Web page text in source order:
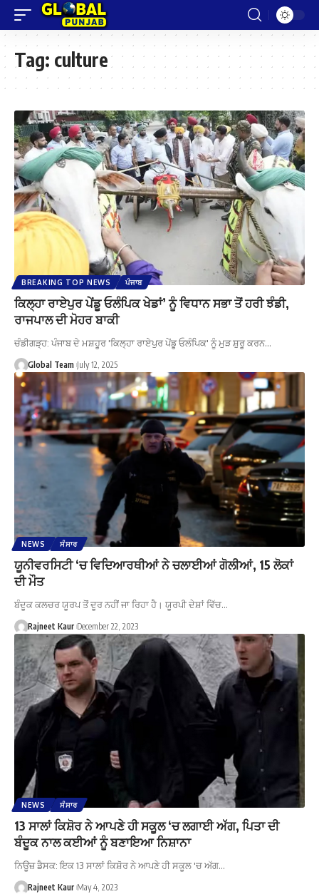
Tag: culture
BREAKING TOP NEWS ਪੰਜਾਬ
ਕਿਲ੍ਹਾ ਰਾਏਪੁਰ ਪੇਂਡੂ ਓਲੰਪਿਕ ਖੇਡਾਂ’ ਨੂੰ ਵਿਧਾਨ ਸਭਾ ਤੋਂ ਹਰੀ ਝੰਡੀ,
ਰਾਜਪਾਲ ਦੀ ਮੋਹਰ ਬਾਕੀ
ਚੰਡੀਗੜ੍ਹ: ਪੰਜਾਬ ਦੇ ਮਸ਼ਹੂਰ 'ਕਿਲ੍ਹਾ ਰਾਏਪੁਰ ਪੇਂਡੂ ਓਲੰਪਿਕ' ਨੂੰ ਮੁੜ ਸ਼ੁਰੂ ਕਰਨ…
Global Team July 12, 2025
NEWS ਸੰਸਾਰ
ਯੂਨੀਵਰਸਿਟੀ ‘ਚ ਵਿਦਿਆਰਥੀਆਂ ਨੇ ਚਲਾਈਆਂ ਗੋਲੀਆਂ, 15 ਲੋਕਾਂ
ਦੀ ਮੌਤ
ਬੰਦੂਕ ਕਲਚਰ ਯੂਰਪ ਤੋਂ ਦੂਰ ਨਹੀਂ ਜਾ ਰਿਹਾ ਹੈ। ਯੂਰਪੀ ਦੇਸ਼ਾਂ ਵਿੱਚ…
Rajneet Kaur December 22, 2023
NEWS ਸੰਸਾਰ
13 ਸਾਲਾਂ ਕਿਸ਼ੋਰ ਨੇ ਆਪਣੇ ਹੀ ਸਕੂਲ ‘ਚ ਲਗਾਈ ਅੱਗ, ਪਿਤਾ ਦੀ
ਬੰਦੂਕ ਨਾਲ ਕਈਆਂ ਨੂੰ ਬਣਾਇਆ ਨਿਸ਼ਾਨਾ
ਨਿਊਜ਼ ਡੈਸਕ: ਇਕ 13 ਸਾਲਾਂ ਕਿਸ਼ੋਰ ਨੇ ਆਪਣੇ ਹੀ ਸਕੂਲ 'ਚ ਅੱਗ…
Rajneet Kaur May 4, 2023